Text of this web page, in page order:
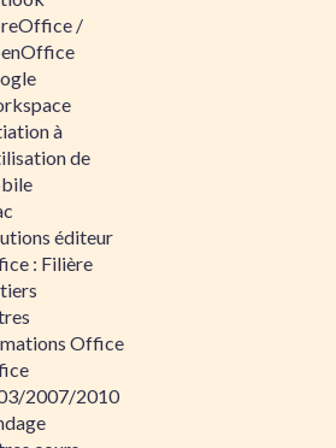
/
à
de
éditeur
: Filière
Office
2007/2010